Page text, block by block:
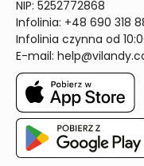
NIP: 5252772868
Infolinia: +48 690 318
Infolinia czynna od
E-mail: